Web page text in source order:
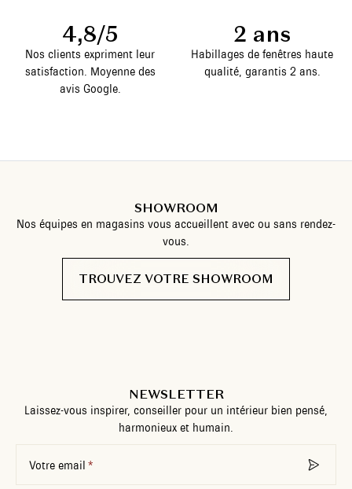
4,8/5
Nos clients expriment leur
satisfaction. Moyenne des
avis Google.
2 ans
Habillages de fenêtres haute
qualité, garantis 2 ans.
SHOWROOM
Nos équipes en magasins vous accueillent avec ou sans rendez-
vous.
TROUVEZ VOTRE SHOWROOM
NEWSLETTER
Laissez-vous inspirer, conseiller pour un intérieur bien pensé,
harmonieux et humain.
Votre email